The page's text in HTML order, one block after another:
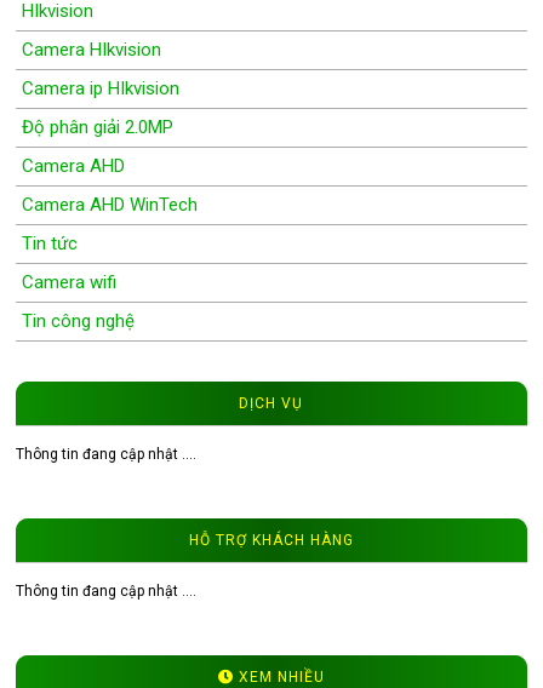
HIkvision
Camera HIkvision
Camera ip HIkvision
Độ phân giải 2.0MP
Camera AHD
Camera AHD WinTech
Tin tức
Camera wifi
Tin công nghệ
Đầu ghi hình camera
Đầu ghi camera WinTech
DỊCH VỤ
Thông tin đang cập nhật ....
HỖ TRỢ KHÁCH HÀNG
Thông tin đang cập nhật ....
XEM NHIỀU